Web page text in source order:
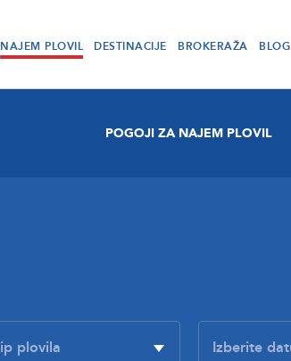
NAJEM PLOVIL DESTINACIJE BROKERAŽA BLOG
POGOJI ZA NAJEM PLOVIL